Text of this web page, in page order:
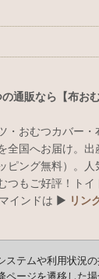
通販なら【布おむ
・おむつカバー
全国へお届け。
ピング無料）。
つもご好評！ト
インドは ▶︎ リン
の通販
ステムや利用状況
ページを遷移した